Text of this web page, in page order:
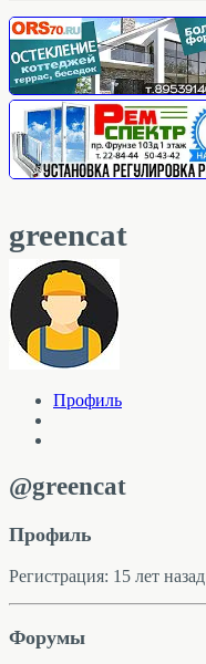
greencat
Профиль
@greencat
Профиль
Регистрация: 15 лет назад
Форумы